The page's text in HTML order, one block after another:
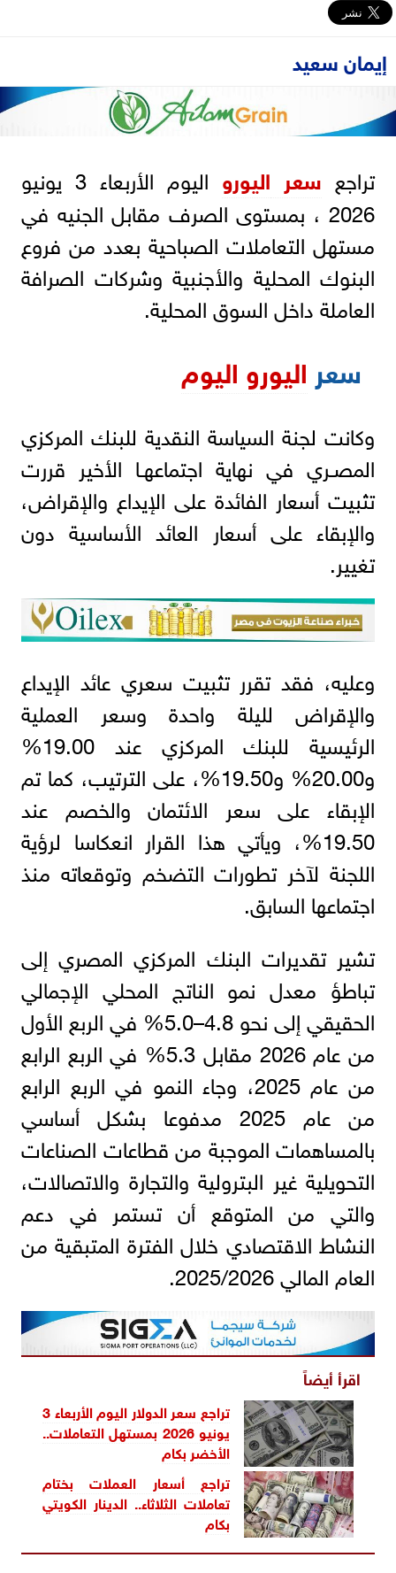
إيمان سعيد
تراجع سعر اليورو
اليوم الأربعاء 3 يونيو
2026 ، بمستوى الصرف مقابل الجنيه في
مستهل التعاملات الصباحية بعدد من فروع
البنوك المحلية والأجنبية وشركات الصرافة
العاملة داخل السوق المحلية.
سعر اليورو اليوم
وكانت لجنة السياسة النقدية للبنك المركزي
المصـري في نهاية اجتماعهـا الأخير قررت
تثبيت أسعار الفائدة على الإيداع والإقراض،
والإبقاء على أسعار العائد الأساسية دون
تغيير.
وعليه، فقد تقرر تثبيت سعري عائد الإيداع
والإقراض لليلة واحدة وسعر العملية
الرئيسية للبنك المركزي عند 19.00%
و20.00% و19.50%، على الترتيب، كما تم
الإبقاء على سعر الائتمان والخصم عند
19.50%، ويأتي هذا القرار انعكاسا لرؤية
اللجنة لآخر تطورات التضخم وتوقعاته منذ
اجتماعها السابق.
تشير تقديرات البنك المركزي المصري إلى
تباطؤ معدل نمو الناتج المحلي الإجمالي
الحقيقي إلى نحو 4.8–5.0% في الربع الأول
من عام 2026 مقابل 5.3% في الربع الرابع
من عام 2025، وجاء النمو في الربع الرابع
من عام 2025 مدفوعا بشكل أساسي
بالمساهمات الموجبة من قطاعات الصناعات
التحويلية غير البترولية والتجارة والاتصالات،
والتي من المتوقع أن تستمر في دعم
النشاط الاقتصادي خلال الفترة المتبقية من
العام المالي 2025/2026.
اقرأ أيضاً
تراجع سعر الدولار اليوم الأربعاء 3
يونيو 2026 بمستهل التعاملات..
الأخضر بكام
تراجع أسعار العملات بختام
تعاملات الثلاثاء.. الدينار الكويتي
بكام